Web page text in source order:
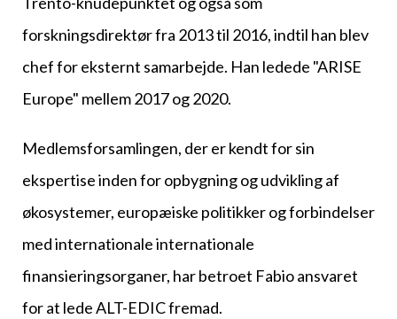
forskningsdirektør fra 2013 til 2016, indtil han blev
chef for eksternt samarbejde. Han ledede "ARISE
Europe" mellem 2017 og 2020.
Medlemsforsamlingen, der er kendt for sin
ekspertise inden for opbygning og udvikling af
økosystemer, europæiske politikker og forbindelser
med internationale internationale
finansieringsorganer, har betroet Fabio ansvaret
for at lede ALT-EDIC fremad.